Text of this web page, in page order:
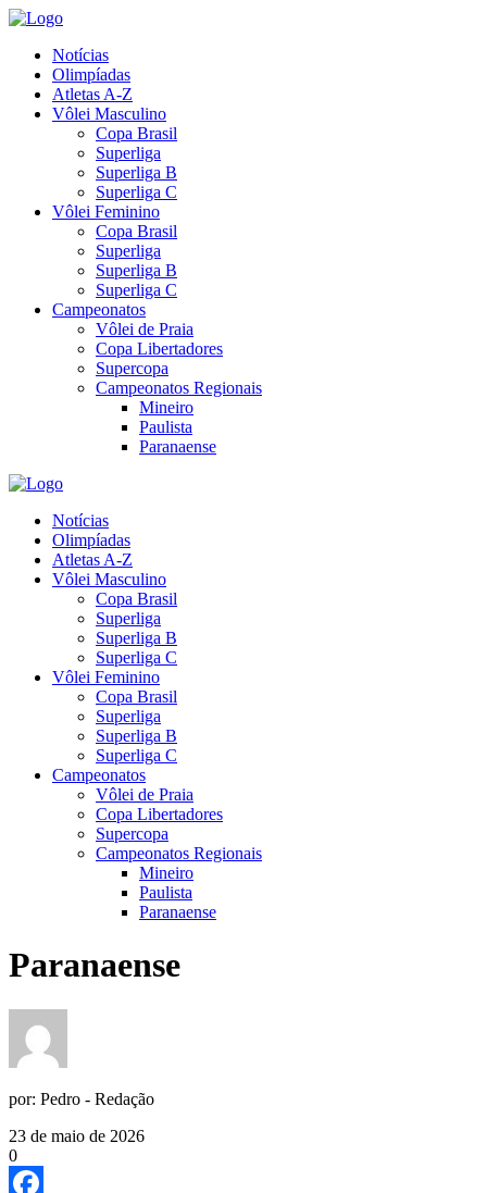
Notícias
Olimpíadas
Atletas A-Z
Vôlei Masculino
Copa Brasil
Superliga
Superliga B
Superliga C
Vôlei Feminino
Copa Brasil
Superliga
Superliga B
Superliga C
Campeonatos
Vôlei de Praia
Copa Libertadores
Supercopa
Campeonatos Regionais
Mineiro
Paulista
Paranaense
Notícias
Olimpíadas
Atletas A-Z
Vôlei Masculino
Copa Brasil
Superliga
Superliga B
Superliga C
Vôlei Feminino
Copa Brasil
Superliga
Superliga B
Superliga C
Campeonatos
Vôlei de Praia
Copa Libertadores
Supercopa
Campeonatos Regionais
Mineiro
Paulista
Paranaense
Paranaense
por: Pedro - Redação
23 de maio de 2026
0